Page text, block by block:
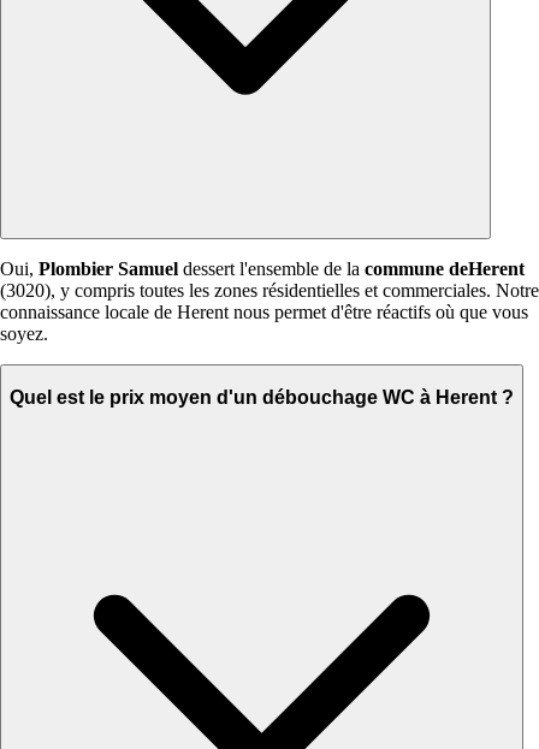
Oui, Plombier Samuel dessert l'ensemble de la commune deHerent
(3020), y compris toutes les zones résidentielles et commerciales. Notre
connaissance locale de Herent nous permet d'être réactifs où que vous
soyez.
Quel est le prix moyen d'un débouchage WC à Herent ?